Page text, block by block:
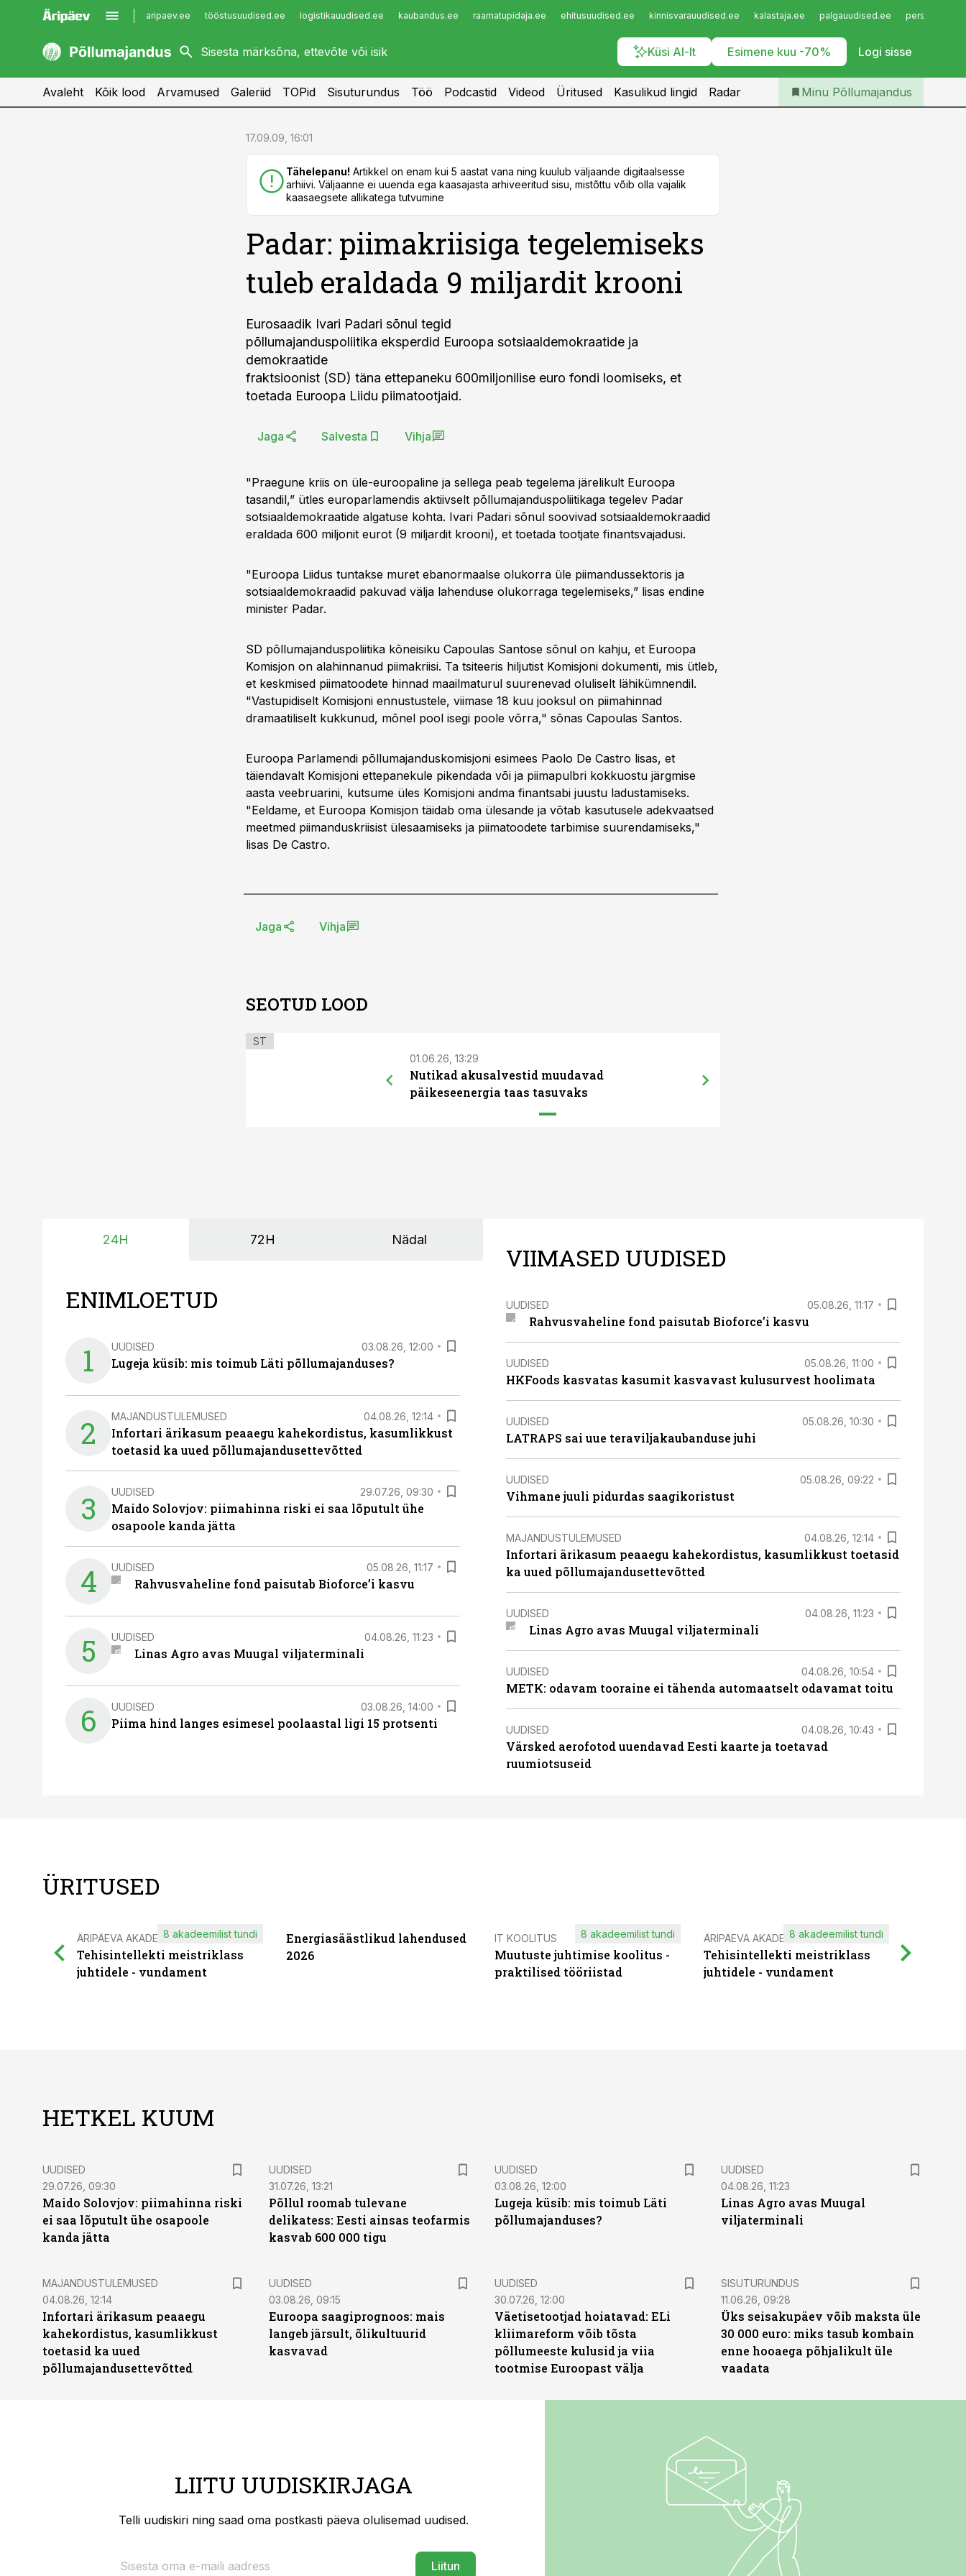
aripaev.ee tööstusuudised.ee logistikauudised.ee kaubandus.ee raamatupidaja.ee ehitusuudised.ee kinnisvarauudised.ee kalastaja.ee palgauudised.ee
Küsi AI-lt Esimene kuu -70% Logi sisse
kaubandus.ee
kinnisvarauudised.ee
imelineajalugu.ee
Infopank
Iseteenindus
Telli Põllumajandus
Avaleht Kõik lood Arvamused Galeriid TOPid Sisuturundus Töö Podcastid Videod Üritused Kasulikud lingid Radar Minu Põllumajandus
17.09.09, 16:01
Tähelepanu! Artikkel on enam kui 5 aastat vana ning kuulub väljaande digitaalsesse
arhiivi. Väljaanne ei uuenda ega kaasajasta arhiveeritud sisu, mistõttu võib olla vajalik
kaasaegsete allikatega tutvumine
Padar: piimakriisiga tegelemiseks
tuleb eraldada 9 miljardit krooni
Eurosaadik Ivari Padari sõnul tegid
põllumajanduspoliitika eksperdid Euroopa sotsiaaldemokraatide ja
demokraatide
fraktsioonist (SD) täna ettepaneku 600miljonilise euro fondi loomiseks, et
toetada Euroopa Liidu piimatootjaid.
Jaga Salvesta Vihja
"Praegune kriis on üle-euroopaline ja sellega peab tegelema järelikult Euroopa
tasandil,” ütles europarlamendis aktiivselt põllumajanduspoliitikaga tegelev Padar
sotsiaaldemokraatide algatuse kohta. Ivari Padari sõnul soovivad sotsiaaldemokraadid
eraldada 600 miljonit eurot (9 miljardit krooni), et toetada tootjate finantsvajadusi.
"Euroopa Liidus tuntakse muret ebanormaalse olukorra üle piimandussektoris ja
sotsiaaldemokraadid pakuvad välja lahenduse olukorraga tegelemiseks,” lisas endine
minister Padar.
SD põllumajanduspoliitika kõneisiku Capoulas Santose sõnul on kahju, et Euroopa
Komisjon on alahinnanud piimakriisi. Ta tsiteeris hiljutist Komisjoni dokumenti, mis ütleb,
et keskmised piimatoodete hinnad maailmaturul suurenevad oluliselt lähikümnendil.
"Vastupidiselt Komisjoni ennustustele, viimase 18 kuu jooksul on piimahinnad
dramaatiliselt kukkunud, mõnel pool isegi poole võrra," sõnas Capoulas Santos.
Euroopa Parlamendi põllumajanduskomisjoni esimees Paolo De Castro lisas, et
täiendavalt Komisjoni ettepanekule pikendada või ja piimapulbri kokkuostu järgmise
aasta veebruarini, kutsume üles Komisjoni andma finantsabi juustu ladustamiseks.
"Eeldame, et Euroopa Komisjon täidab oma ülesande ja võtab kasutusele adekvaatsed
meetmed piimanduskriisist ülesaamiseks ja piimatoodete tarbimise suurendamiseks,"
lisas De Castro.
Jaga Vihja
SEOTUD LOOD
ST
01.06.26, 13:29
Nutikad akusalvestid muudavad
päikeseenergia taas tasuvaks
24H 72H Nädal
ENIMLOETUD
1 UUDISED 03.08.26, 12:00
Lugeja küsib: mis toimub Läti põllumajanduses?
2 MAJANDUSTULEMUSED 04.08.26, 12:14
Infortari ärikasum peaaegu kahekordistus, kasumlikkust
toetasid ka uued põllumajandusettevõtted
3 UUDISED 29.07.26, 09:30
Maido Solovjov: piimahinna riski ei saa lõputult ühe
osapoole kanda jätta
4 UUDISED 05.08.26, 11:17
Rahvusvaheline fond paisutab Bioforce’i kasvu
5 UUDISED 04.08.26, 11:23
Linas Agro avas Muugal viljaterminali
6 UUDISED 03.08.26, 14:00
Piima hind langes esimesel poolaastal ligi 15 protsenti
VIIMASED UUDISED
UUDISED 05.08.26, 11:17
Rahvusvaheline fond paisutab Bioforce’i kasvu
UUDISED 05.08.26, 11:00
HKFoods kasvatas kasumit kasvavast kulusurvest hoolimata
UUDISED 05.08.26, 10:30
LATRAPS sai uue teraviljakaubanduse juhi
UUDISED 05.08.26, 09:22
Vihmane juuli pidurdas saagikoristust
MAJANDUSTULEMUSED 04.08.26, 12:14
Infortari ärikasum peaaegu kahekordistus, kasumlikkust toetasid
ka uued põllumajandusettevõtted
UUDISED 04.08.26, 11:23
Linas Agro avas Muugal viljaterminali
UUDISED 04.08.26, 10:54
METK: odavam tooraine ei tähenda automaatselt odavamat toitu
UUDISED 04.08.26, 10:43
Värsked aerofotod uuendavad Eesti kaarte ja toetavad
ruumiotsuseid
ÜRITUSED
ÄRIPÄEVA AKADEEMIA
Tehisintellekti meistriklass
juhtidele - vundament
8 akadeemilist tundi
Energiasäästlikud lahendused
2026
IT KOOLITUS
Muutuste juhtimise koolitus -
praktilised tööriistad
8 akadeemilist tundi ÄRIPÄEVA AKADEEMIA
Tehisintellekti meistriklass
juhtidele - vundament
8 akadeemilist tundi
HETKEL KUUM
UUDISED
29.07.26, 09:30
Maido Solovjov: piimahinna riski
ei saa lõputult ühe osapoole
kanda jätta
UUDISED
31.07.26, 13:21
Põllul roomab tulevane
delikatess: Eesti ainsas teofarmis
kasvab 600 000 tigu
UUDISED
03.08.26, 12:00
Lugeja küsib: mis toimub Läti
põllumajanduses?
UUDISED
04.08.26, 11:23
Linas Agro avas Muugal
viljaterminali
MAJANDUSTULEMUSED
04.08.26, 12:14
Infortari ärikasum peaaegu
kahekordistus, kasumlikkust
toetasid ka uued
põllumajandusettevõtted
UUDISED
03.08.26, 09:15
Euroopa saagiprognoos: mais
langeb järsult, õlikultuurid
kasvavad
UUDISED
30.07.26, 12:00
Väetisetootjad hoiatavad: ELi
kliimareform võib tõsta
põllumeeste kulusid ja viia
tootmise Euroopast välja
ST
SISUTURUNDUS
11.06.26, 09:28
Üks seisakupäev võib maksta üle
30 000 euro: miks tasub kombain
enne hooaega põhjalikult üle
vaadata
LIITU UUDISKIRJAGA
Telli uudiskiri ning saad oma postkasti päeva olulisemad uudised.
Liitun